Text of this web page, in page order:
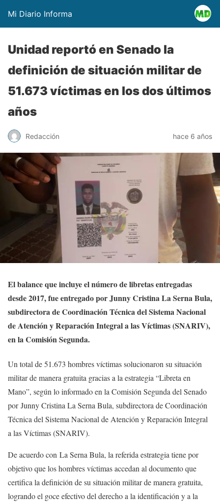
Mi Diario Informa
Unidad reportó en Senado la
definición de situación militar de
51.673 víctimas en los dos últimos
años
Redacción hace 6 años
El balance que incluye el número de libretas entregadas
desde 2017, fue entregado por Junny Cristina La Serna Bula,
subdirectora de Coordinación Técnica del Sistema Nacional
de Atención y Reparación Integral a las Víctimas (SNARIV),
en la Comisión Segunda.
Un total de 51.673 hombres víctimas solucionaron su situación
militar de manera gratuita gracias a la estrategia “Libreta en
Mano”, según lo informado en la Comisión Segunda del Senado
por Junny Cristina La Serna Bula, subdirectora de Coordinación
Técnica del Sistema Nacional de Atención y Reparación Integral
a las Víctimas (SNARIV).
De acuerdo con La Serna Bula, la referida estrategia tiene por
objetivo que los hombres víctimas accedan al documento que
certifica la definición de su situación militar de manera gratuita,
logrando el goce efectivo del derecho a la identificación y a la